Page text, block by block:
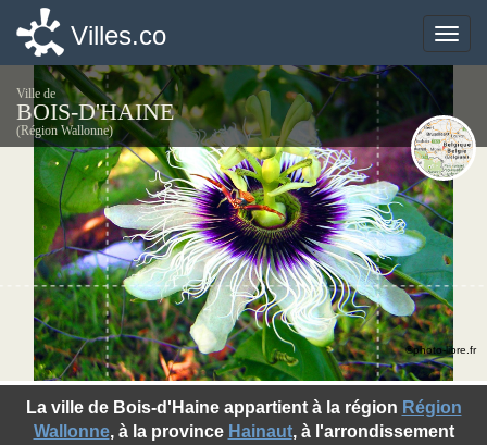
Toggle
Villes.co
Ville de
BOIS-D'HAINE
(Région Wallonne)
La ville de Bois-d'Haine appartient à la région Région
Wallonne, à la province Hainaut, à l'arrondissement
©photo-libre.fr
Toggle
Villes.co